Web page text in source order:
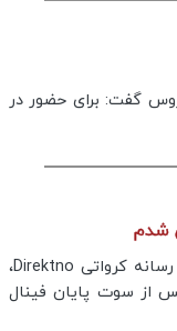
گفت: برای حضور در
شدم
سرمربی سابق تیم ملی ایران، در گفت‌وگو با رسانه کرواتی Direktno،
پس از سوت پایان فینال